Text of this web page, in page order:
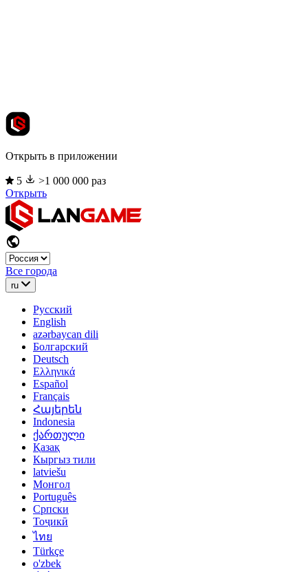
Открыть в приложении
5
>1 000 000 раз
Открыть
Все города
ru
Русский
English
azərbaycan dili
Болгарский
Deutsch
Ελληνικά
Español
Français
Հայերեն
Indonesia
ქართული
Қазақ
Кыргыз тили
latviešu
Монгол
Português
Српски
Тоҷикӣ
ไทย
Türkçe
o'zbek